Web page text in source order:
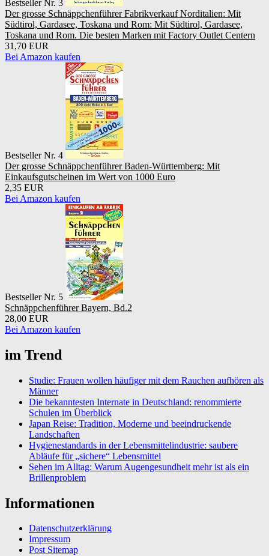
Bestseller Nr. 3
Der grosse Schnäppchenführer Fabrikverkauf Norditalien: Mit
Südtirol, Gardasee, Toskana und Rom: Mit Südtirol, Gardasee,
Toskana und Rom. Die besten Marken mit Factory Outlet Centern
31,70 EUR
Bei Amazon kaufen
Bestseller Nr. 4
Der grosse Schnäppchenführer Baden-Württemberg: Mit
Einkaufsgutscheinen im Wert von 1000 Euro
2,35 EUR
Bei Amazon kaufen
Bestseller Nr. 5
Schnäppchenführer Bayern, Bd.2
28,00 EUR
Bei Amazon kaufen
im Trend
Studie: Frauen wollen häufiger mit dem Rauchen aufhören als
Männer
Die bekanntesten Internate in Deutschland: renommierte
Schulen im Überblick
Japan Reise: Tradition, Moderne und beeindruckende
Landschaften
Hygienestandards in der Lebensmittelindustrie: saubere
Abläufe für „sichere“ Lebensmittel
Sehen im Alltag: Warum Augengesundheit mehr ist als ein
Brillenproblem
Informationen
Datenschutzerklärung
Impressum
Post Sitemap